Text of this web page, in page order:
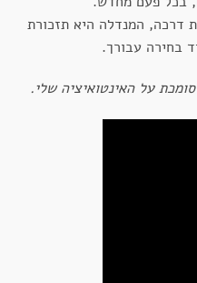
המנדלה היא תזכורת
בחירה עבורך.
על האינטואיציה שלי.